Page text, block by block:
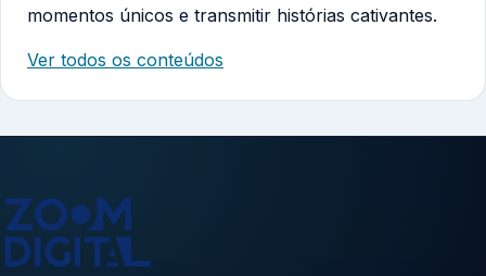
momentos únicos e transmitir histórias cativantes.
Ver todos os conteúdos